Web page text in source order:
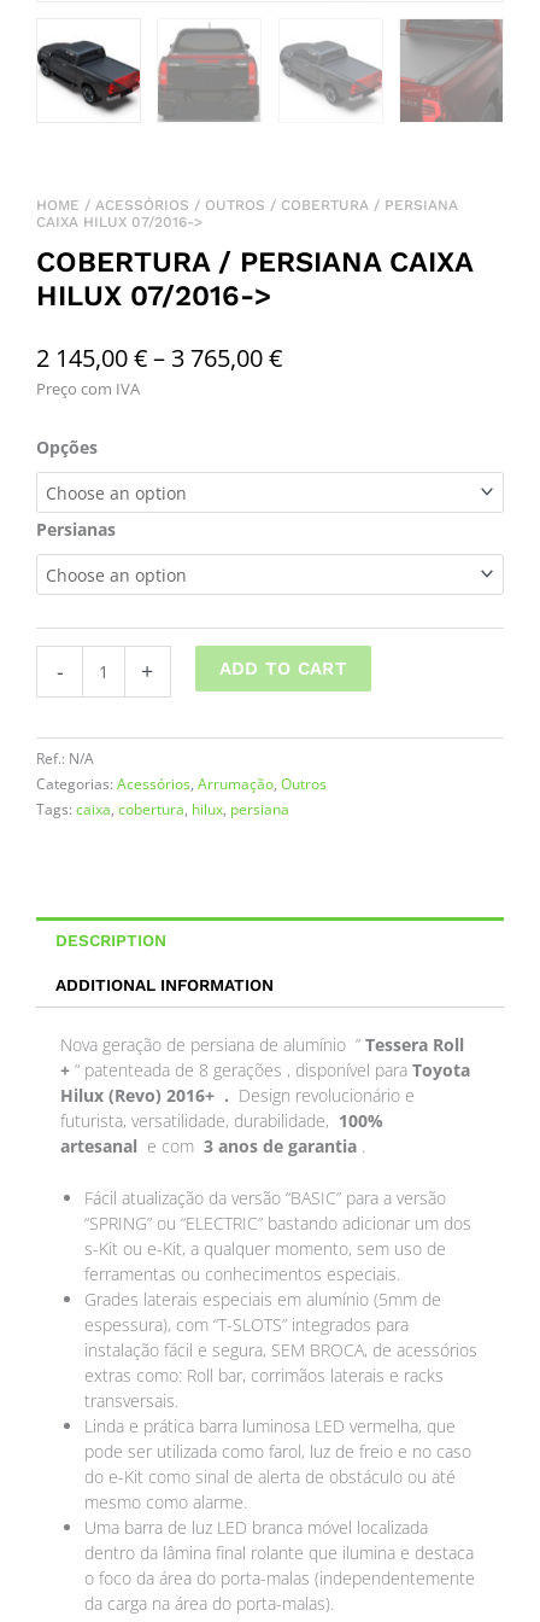
HOME / ACESSÓRIOS / OUTROS / COBERTURA / PERSIANA
CAIXA HILUX 07/2016->
COBERTURA / PERSIANA CAIXA
HILUX 07/2016->
2 145,00€–3 765,00€Price
145,00 €
through
3
765,00 €
Preço com IVA
Opções
Persianas
-
Cobertura
/
persiana
Caixa
Hilux
07/2016-
>
+ ADD TO CART
Ref.: N/A
Categorias: Acessórios, Arrumação, Outros
Tags: caixa, cobertura, hilux, persiana
DESCRIPTION
ADDITIONAL INFORMATION
Nova geração de persiana de alumínio ” Tessera Roll
+ ” patenteada de 8 gerações , disponível para Toyota
Hilux (Revo) 2016+ . Design revolucionário e
futurista, versatilidade, durabilidade, 100%
artesanal e com 3 anos de garantia .
Fácil atualização da versão “BASIC” para a versão
“SPRING” ou “ELECTRIC” bastando adicionar um dos
s-Kit ou e-Kit, a qualquer momento, sem uso de
ferramentas ou conhecimentos especiais.
Grades laterais especiais em alumínio (5mm de
espessura), com “T-SLOTS” integrados para
instalação fácil e segura, SEM BROCA, de acessórios
extras como: Roll bar, corrimãos laterais e racks
transversais.
Linda e prática barra luminosa LED vermelha, que
pode ser utilizada como farol, luz de freio e no caso
do e-Kit como sinal de alerta de obstáculo ou até
mesmo como alarme.
Uma barra de luz LED branca móvel localizada
dentro da lâmina final rolante que ilumina e destaca
o foco da área do porta-malas (independentemente
da carga na área do porta-malas).